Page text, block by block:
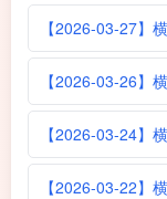
【2026-03-27】
【2026-03-26】
【2026-03-24】
【2026-03-22】